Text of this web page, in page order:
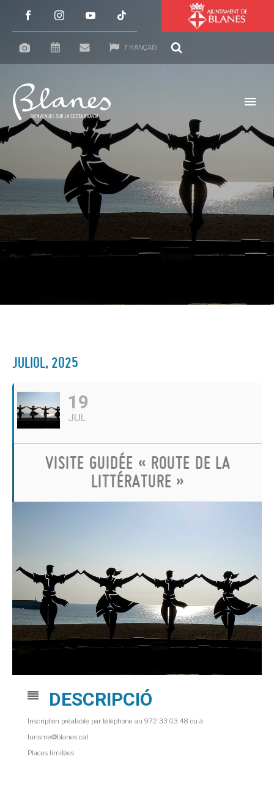
FRANÇAIS
JULIOL, 2025
19
JUL
VISITE GUIDÉE « ROUTE DE LA
LITTÉRATURE »
DESCRIPCIÓ
Inscription préalable par téléphone au 972 33 03 48 ou à
turisme@blanes.cat
Places limitées